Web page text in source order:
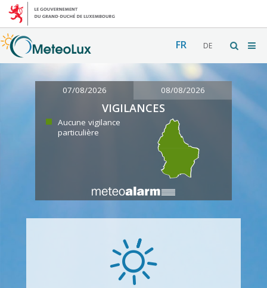
FR DE
07/08/2026 08/08/2026
VIGILANCES
Aucune vigilance
particulière